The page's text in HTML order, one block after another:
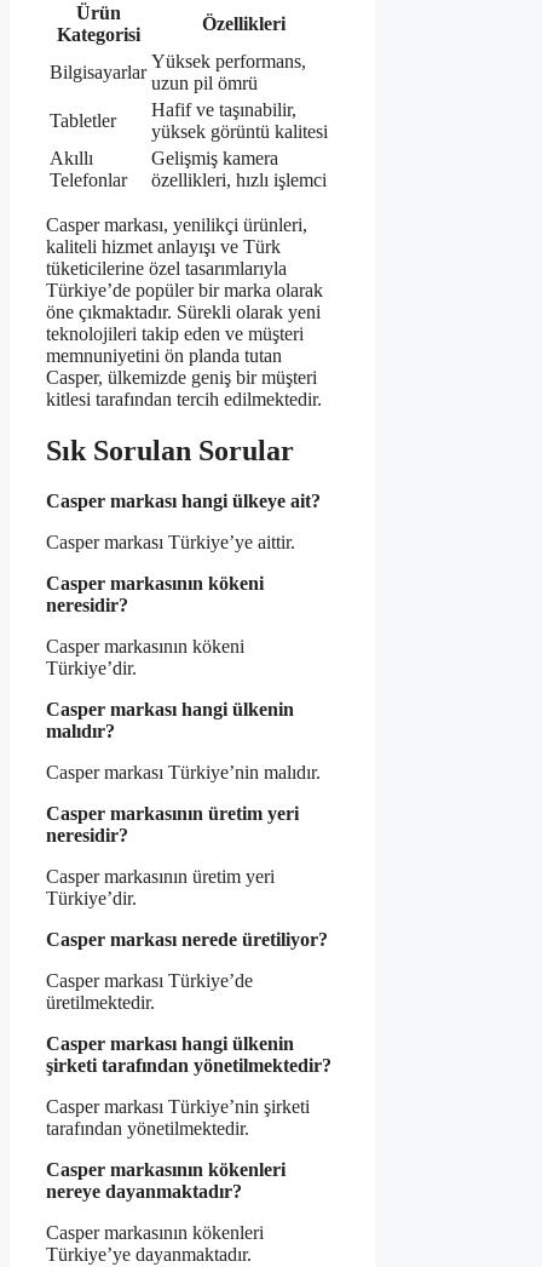
Ürün
Kategorisi
Özellikleri
Bilgisayarlar
Yüksek performans,
uzun pil ömrü
Tabletler
Hafif ve taşınabilir,
yüksek görüntü kalitesi
Akıllı
Telefonlar
Gelişmiş kamera
özellikleri, hızlı işlemci
Casper markası, yenilikçi ürünleri,
kaliteli hizmet anlayışı ve Türk
tüketicilerine özel tasarımlarıyla
Türkiye’de popüler bir marka olarak
öne çıkmaktadır. Sürekli olarak yeni
teknolojileri takip eden ve müşteri
memnuniyetini ön planda tutan
Casper, ülkemizde geniş bir müşteri
kitlesi tarafından tercih edilmektedir.
Sık Sorulan Sorular
Casper markası hangi ülkeye ait?
Casper markası Türkiye’ye aittir.
Casper markasının kökeni
neresidir?
Casper markasının kökeni
Türkiye’dir.
Casper markası hangi ülkenin
malıdır?
Casper markası Türkiye’nin malıdır.
Casper markasının üretim yeri
neresidir?
Casper markasının üretim yeri
Türkiye’dir.
Casper markası nerede üretiliyor?
Casper markası Türkiye’de
üretilmektedir.
Casper markası hangi ülkenin
şirketi tarafından yönetilmektedir?
Casper markası Türkiye’nin şirketi
tarafından yönetilmektedir.
Casper markasının kökenleri
nereye dayanmaktadır?
Casper markasının kökenleri
Türkiye’ye dayanmaktadır.